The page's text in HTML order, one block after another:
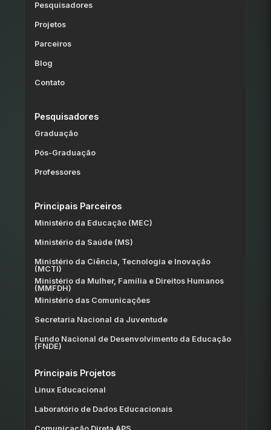
Pesquisadores
Projetos
Parceiros
Blog
Contato
Pesquisadores
Graduação
Pós-Graduação
Professores
Principais Parceiros
Ministério da Educação (MEC)
Ministério da Saúde (MS)
Ministério da Ciência, Tecnologia e Inovação
(MCTI)
Ministério da Mulher, Família e Direitos Humanos
(MMFDH)
Ministério das Comunicações
Secretaria Nacional da Juventude
Fundo Nacional de Desenvolvimento da Educação
(FNDE)
Principais Projetos
Linux Educacional
Laboratório de Dados Educacionais